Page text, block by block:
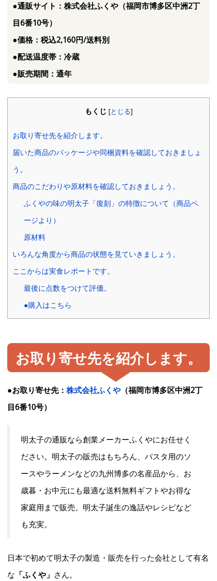
●通販サイト：株式会社ふくや（福岡市博多区中洲2丁
目6番10号）
●価格：税込2,160円/送料別
●配送温度帯：冷蔵
●販売期間：通年
もくじ [とじる]
お取り寄せ先を紹介します。
届いた商品のパッケージや同梱資料を確認しておきましょ
う。
商品のこだわりや原材料を確認しておきましょう。
ふくやの味の明太子「復刻」の特徴について（商品ペ
ージより）
原材料
いろんな角度から商品の状態を見ていきましょう。
ここからは実食レポートです。
最後に点数をつけて評価。
●購入はこちら
お取り寄せ先を紹介します。
●お取り寄せ先： 株式会社ふくや （福岡市博多区中洲2丁
目6番10号）
明太子の通販なら創業メーカーふくやにお任せく
ださい。明太子の販売はもちろん、パスタ用のソ
ースやラーメンなどの九州博多の名産品から、お
歳暮・お中元にも最適な送料無料ギフトやお得な
家庭用まで販売。明太子誕生の逸話やレシピなど
も充実。
日本で初めて明太子の製造・販売を行った会社として有名
な 「ふくや」 さん。